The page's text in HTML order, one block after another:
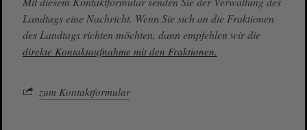
Landtags eine Nachricht. Wenn Sie sich an die Fraktionen
des Landtags richten möchten, dann empfehlen wir die
direkte Kontaktaufnahme mit den Fraktionen.
zum Kontaktformular